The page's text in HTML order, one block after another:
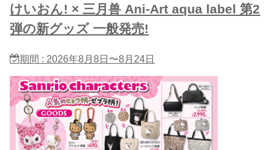
けいおん! × 三月兽 Ani-Art aqua label 第2
弾の新グッズ 一般発売!
期間 : 2026年8月8日〜8月24日